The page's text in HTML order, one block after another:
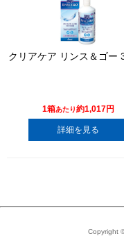
クリアケア リンス＆ゴー
1箱あたり約1,017円
詳細を見る
Copyright